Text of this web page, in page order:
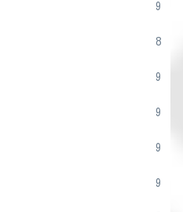
9
8
9
9
9
9